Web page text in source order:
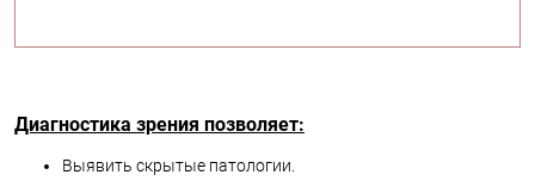
Диагностика зрения позволяет:
Выявить скрытые патологии.